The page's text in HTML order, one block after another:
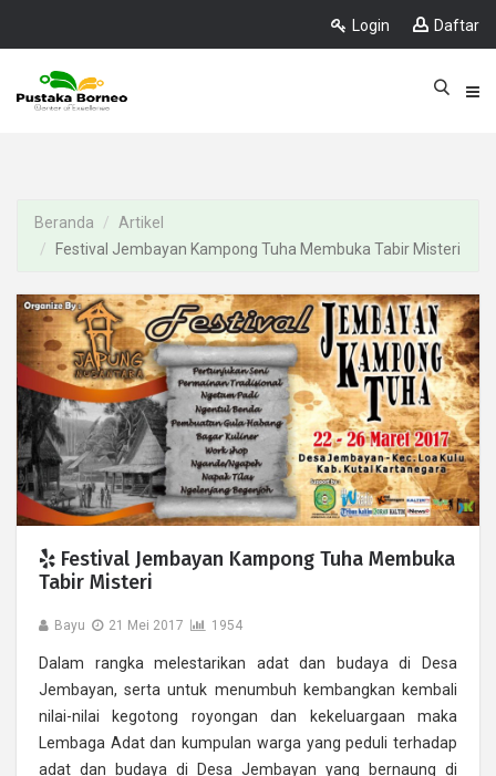
Login Daftar
Beranda
Artikel
Festival Jembayan Kampong Tuha Membuka Tabir Misteri
Festival Jembayan Kampong Tuha Membuka
Tabir Misteri
Bayu 21 Mei 2017 1954
Dalam rangka melestarikan adat dan budaya di Desa
Jembayan, serta untuk menumbuh kembangkan kembali
nilai-nilai kegotong royongan dan kekeluargaan maka
Lembaga Adat dan kumpulan warga yang peduli terhadap
adat dan budaya di Desa Jembayan yang bernaung di